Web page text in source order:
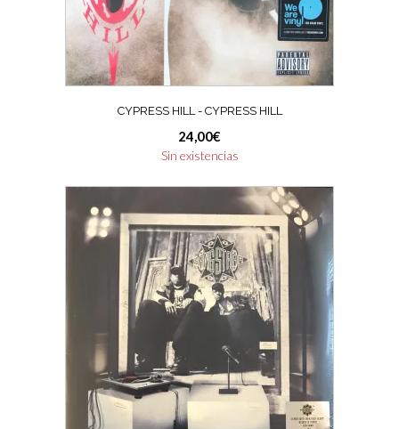
CYPRESS HILL ‎- CYPRESS HILL
24,00€
Sin existencias